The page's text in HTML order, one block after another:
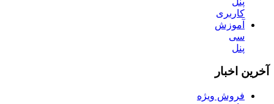
کاربری
آموزش
سی
پنل
آخرین اخبار
فروش ویژه